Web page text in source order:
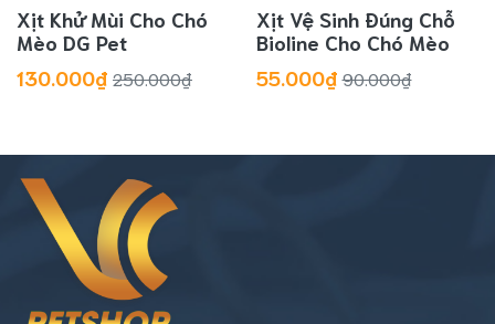
Xịt Khử Mùi Cho Chó
Mèo DG Pet
130.000₫ 250.000₫
Xịt Vệ Sinh Đúng Chỗ
Bioline Cho Chó Mèo
55.000₫ 90.000₫